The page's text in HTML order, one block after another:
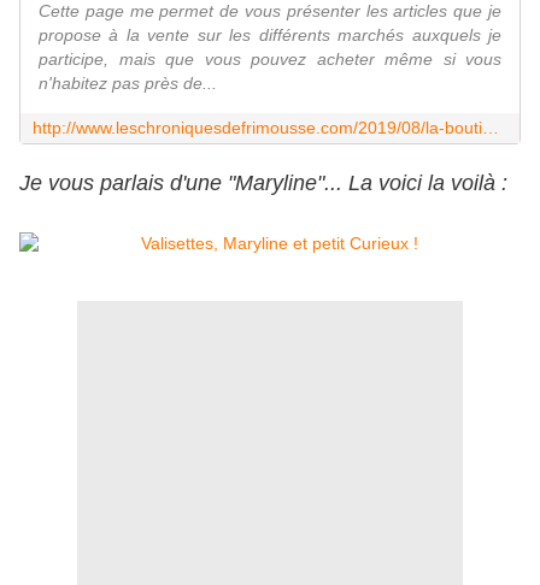
Cette page me permet de vous présenter les articles que je
propose à la vente sur les différents marchés auxquels je
participe, mais que vous pouvez acheter même si vous
n'habitez pas près de...
Je vous parlais d'une "Maryline"... La voici la voilà :